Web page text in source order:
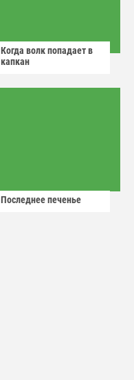
Когда волк попадает в
капкан
Последнее печенье